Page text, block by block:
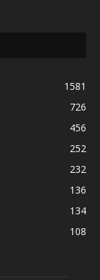
1581
726
456
252
232
136
134
108